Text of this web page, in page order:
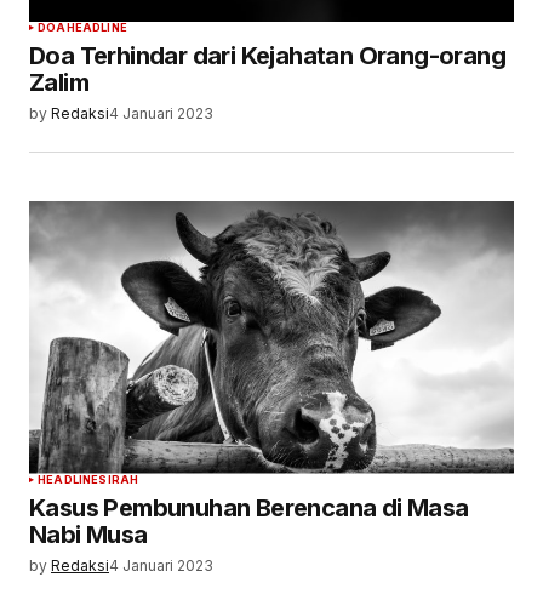
DOAHEADLINE
Doa Terhindar dari Kejahatan Orang-orang
Zalim
by Redaksi4 Januari 2023
HEADLINESIRAH
Kasus Pembunuhan Berencana di Masa
Nabi Musa
by Redaksi4 Januari 2023